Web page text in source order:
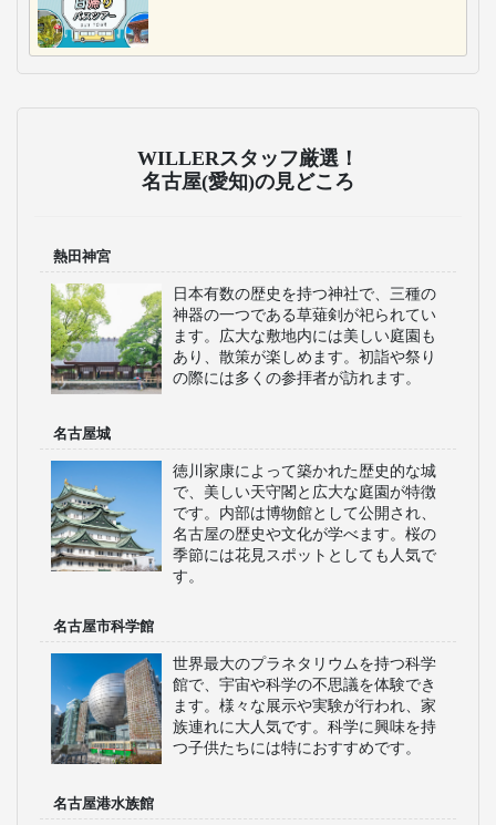
WILLERスタッフ厳選！
名古屋(愛知)の見どころ
熱田神宮
日本有数の歴史を持つ神社で、三種の
神器の一つである草薙剣が祀られてい
ます。広大な敷地内には美しい庭園も
あり、散策が楽しめます。初詣や祭り
の際には多くの参拝者が訪れます。
名古屋城
徳川家康によって築かれた歴史的な城
で、美しい天守閣と広大な庭園が特徴
です。内部は博物館として公開され、
名古屋の歴史や文化が学べます。桜の
季節には花見スポットとしても人気で
す。
名古屋市科学館
世界最大のプラネタリウムを持つ科学
館で、宇宙や科学の不思議を体験でき
ます。様々な展示や実験が行われ、家
族連れに大人気です。科学に興味を持
つ子供たちには特におすすめです。
名古屋港水族館